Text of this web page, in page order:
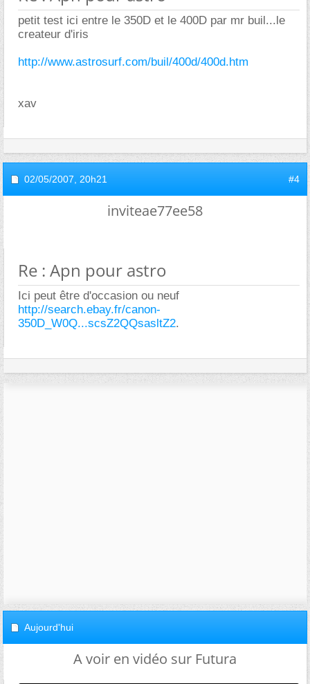
petit test ici entre le 350D et le 400D par mr buil...le
createur d'iris
http://www.astrosurf.com/buil/400d/400d.htm
xav
02/05/2007, 20h21 #4
inviteae77ee58
Re : Apn pour astro
Ici peut être d'occasion ou neuf
http://search.ebay.fr/canon-
350D_W0Q...scsZ2QQsasltZ2.
Aujourd'hui
A voir en vidéo sur Futura